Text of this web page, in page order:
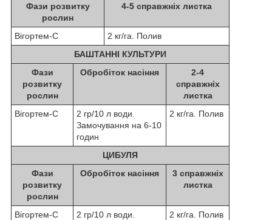
Фази розвитку
рослин
4-5 справжніх листка
Вігортем-С
2 кг/га. Полив
БАШТАННІ КУЛЬТУРИ
Фази
розвитку
рослин
Обробіток насіння
2-4
справжніх
листка
Вігортем-С
2 гр/10 л води.
Замочування на 6-10
годин
2 кг/га. Полив
ЦИБУЛЯ
Фази
розвитку
рослин
Обробіток насіння
3 справжніх
листка
Вігортем-С
2 гр/10 л води.
2 кг/га. Полив